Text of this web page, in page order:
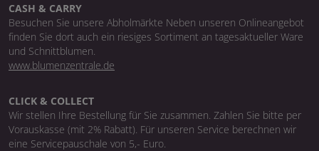
CASH & CARRY
Besuchen Sie unsere Abholmärkte Neben unseren Onlineangebot
finden Sie dort auch ein riesiges Sortiment an tagesaktueller Ware
und Schnittblumen.
www.blumenzentrale.de
CLICK & COLLECT
Wir stellen Ihre Bestellung für Sie zusammen. Zahlen Sie bitte per
Vorauskasse (mit 2% Rabatt). Für unseren Service berechnen wir
eine Servicepauschale von 5,- Euro.